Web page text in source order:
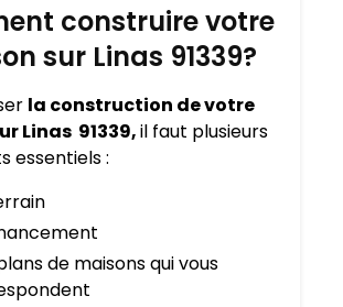
construire votre
sur Linas 91339?
la construction de votre
Linas 91339,il faut plusieurs
essentiels :
de maisons qui vous